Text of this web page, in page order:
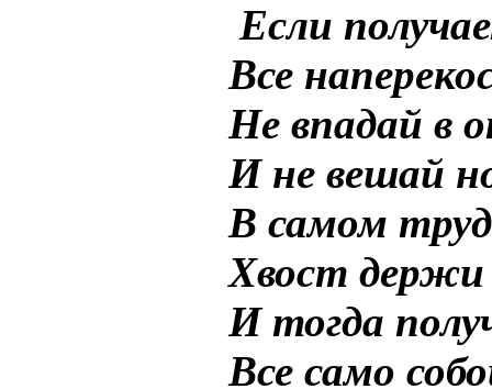
Если
Все
Не впадай в
И не вешай
В самом
Хвост держи
И тогда
Все само